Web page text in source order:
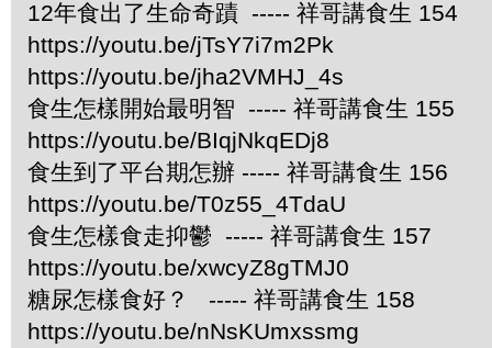
12年食出了生命奇蹟 ----- 祥哥講食生 154
https://youtu.be/jTsY7i7m2Pk
https://youtu.be/jha2VMHJ_4s
食生怎樣開始最明智 ----- 祥哥講食生 155
https://youtu.be/BIqjNkqEDj8
食生到了平台期怎辦 ----- 祥哥講食生 156
https://youtu.be/T0z55_4TdaU
食生怎樣食走抑鬱 ----- 祥哥講食生 157
https://youtu.be/xwcyZ8gTMJ0
糖尿怎樣食好？ ----- 祥哥講食生 158
https://youtu.be/nNsKUmxssmg